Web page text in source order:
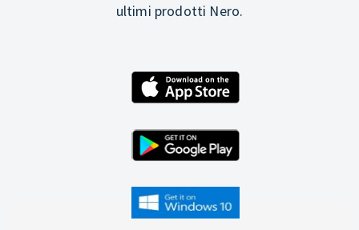
ultimi prodotti Nero.